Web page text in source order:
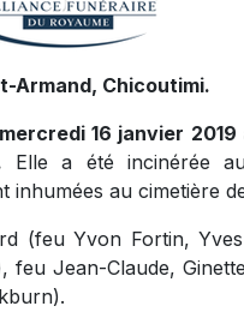
Armand, Chicoutimi.
16 janvier 2019
Elle a été incinérée
inhumées au cimetière
(feu Yvon Fortin,
feu Jean-Claude,